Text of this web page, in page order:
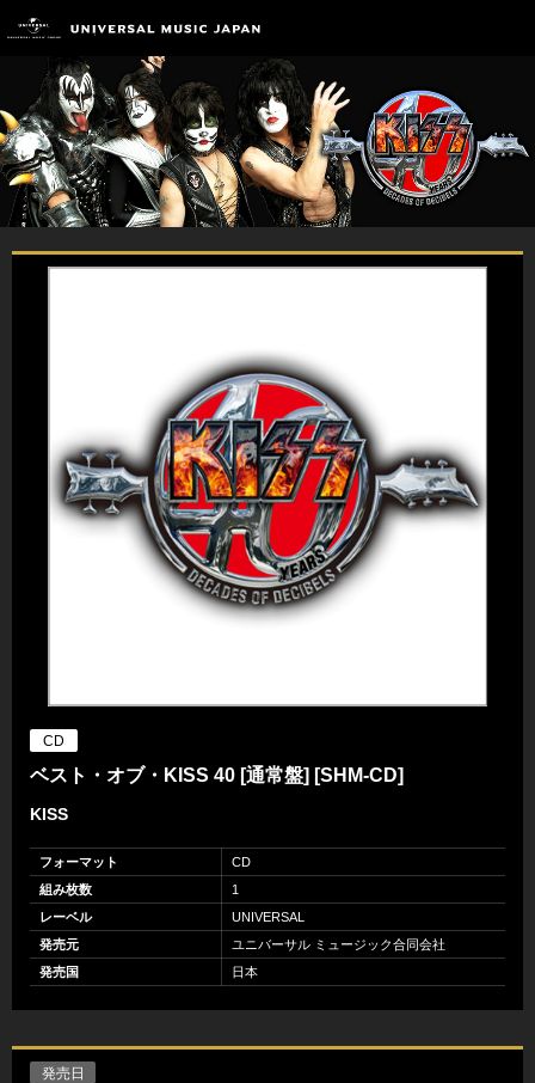
CD
ベスト・オブ・KISS 40 [通常盤] [SHM-CD]
KISS
フォーマット
CD
組み枚数
1
レーベル
UNIVERSAL
発売元
ユニバーサル ミュージック合同会社
発売国
日本
発売日